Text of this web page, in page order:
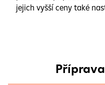
jejich vyšší ceny také